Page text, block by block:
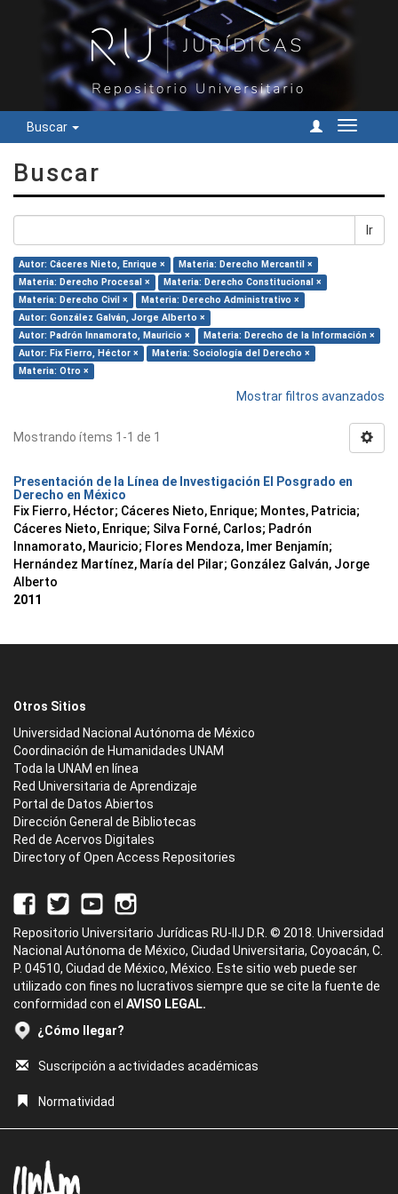
Buscar
Cambiar
Buscar
Ir
Autor: Cáceres Nieto, Enrique ×
Materia: Derecho Mercantil ×
Materia: Derecho Procesal ×
Materia: Derecho Constitucional ×
Materia: Derecho Civil ×
Materia: Derecho Administrativo ×
Autor: González Galván, Jorge Alberto ×
Autor: Padrón Innamorato, Mauricio ×
Materia: Derecho de la Información ×
Autor: Fix Fierro, Héctor ×
Materia: Sociología del Derecho ×
Materia: Otro ×
Mostrar filtros avanzados
Mostrando ítems 1-1 de 1
Presentación de la Línea de Investigación El Posgrado en
Derecho en México
Fix Fierro, Héctor; Cáceres Nieto, Enrique; Montes, Patricia;
Cáceres Nieto, Enrique; Silva Forné, Carlos; Padrón
Innamorato, Mauricio; Flores Mendoza, Imer Benjamín;
Hernández Martínez, María del Pilar; González Galván, Jorge
Alberto
2011
Otros Sitios
Universidad Nacional Autónoma de México
Coordinación de Humanidades UNAM
Toda la UNAM en línea
Red Universitaria de Aprendizaje
Portal de Datos Abiertos
Dirección General de Bibliotecas
Red de Acervos Digitales
Directory of Open Access Repositories
Repositorio Universitario Jurídicas RU-IIJ D.R. © 2018. Universidad
Nacional Autónoma de México, Ciudad Universitaria, Coyoacán, C.
P. 04510, Ciudad de México, México. Este sitio web puede ser
utilizado con fines no lucrativos siempre que se cite la fuente de
conformidad con el AVISO LEGAL.
¿Cómo llegar?
Suscripción a actividades académicas
Normatividad